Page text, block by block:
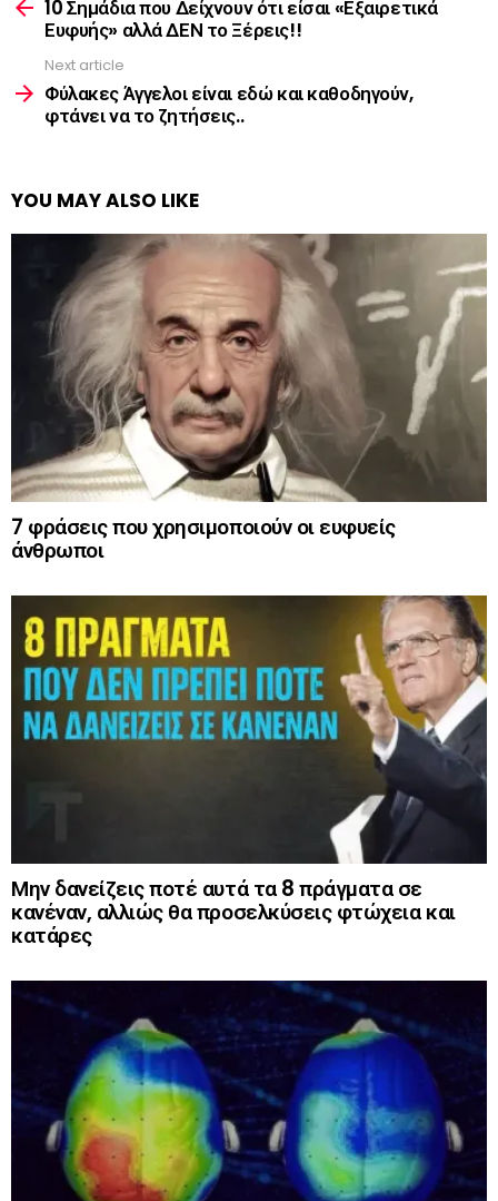
more10 Σημάδια που Δείχνουν ότι είσαι «Εξαιρετικά
Ευφυής» αλλά ΔΕΝ το Ξέρεις!!
Next article
Φύλακες Άγγελοι είναι εδώ και καθοδηγούν,
φτάνει να το ζητήσεις..
YOU MAY ALSO LIKE
7 φράσεις που χρησιμοποιούν οι ευφυείς
άνθρωποι
Μην δανείζεις ποτέ αυτά τα 8 πράγματα σε
κανέναν, αλλιώς θα προσελκύσεις φτώχεια και
κατάρες